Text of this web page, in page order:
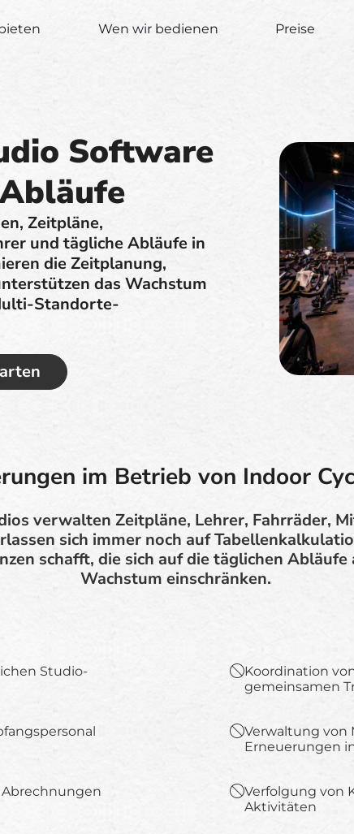
Wen wir bedienen Preise
Software
Zeitpläne,
und tägliche Abläufe in
die Zeitplanung,
das Wachstum
Standorte-
im Betrieb von Indoor
verwalten Zeitpläne, Lehrer, Fahrräder,
sich immer noch auf
schafft, die sich auf die täglichen
Wachstum einschränken.
Studio-
Koordination
gemeinsamen
Verwaltung von
Erneuerungen
Verfolgung von
Aktivitäten